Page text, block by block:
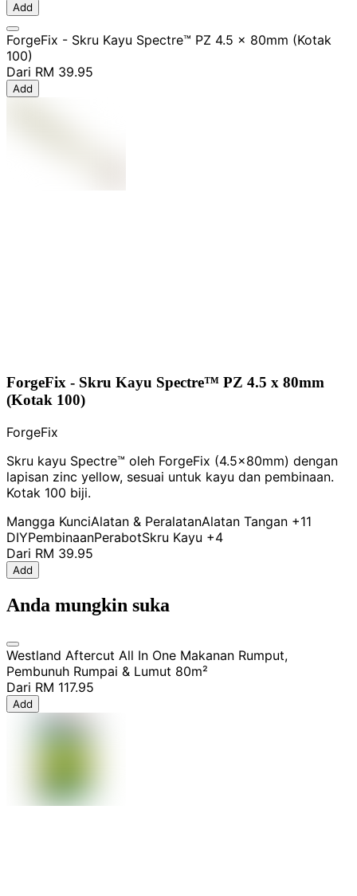
Add
ForgeFix - Skru Kayu Spectre™ PZ 4.5 x 80mm (Kotak
100)
Dari RM 39.95
Add
ForgeFix - Skru Kayu Spectre™ PZ 4.5 x 80mm
(Kotak 100)
ForgeFix
Skru kayu Spectre™ oleh ForgeFix (4.5x80mm) dengan
lapisan zinc yellow, sesuai untuk kayu dan pembinaan.
Kotak 100 biji.
Mangga KunciAlatan & PeralatanAlatan Tangan +11
DIYPembinaanPerabotSkru Kayu +4
Dari RM 39.95
Add
Anda mungkin suka
Westland Aftercut All In One Makanan Rumput,
Pembunuh Rumpai & Lumut 80m²
Dari RM 117.95
Add